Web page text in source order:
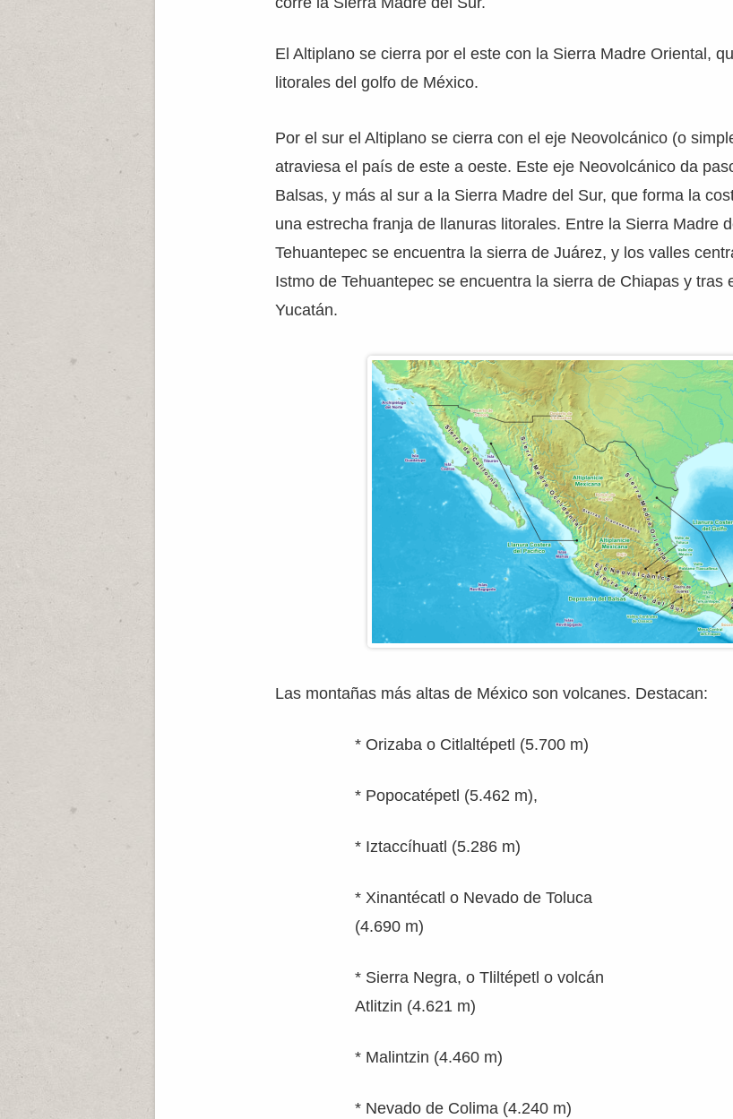
El Altiplano se cierra por el este con la Sierra Madre Oriental,
litorales del golfo de México.
Por el sur el Altiplano se cierra con el eje Neovolcánico (o
atraviesa el país de este a oeste. Este eje Neovolcánico da
Balsas, y más al sur a la Sierra Madre del Sur, que forma la
una estrecha franja de llanuras litorales. Entre la Sierra Madre
Tehuantepec se encuentra la sierra de Juárez, y los valles
Istmo de Tehuantepec se encuentra la sierra de Chiapas y tras
Yucatán.
Las montañas más altas de México son volcanes. Destacan:
* Orizaba o Citlaltépetl (5.700 m)
* Popocatépetl (5.462 m),
* Iztaccíhuatl (5.286 m)
* Xinantécatl o Nevado de Toluca
(4.690 m)
* Sierra Negra, o Tliltépetl o volcán
Atlitzin (4.621 m)
* Malintzin (4.460 m)
* Nevado de Colima (4.240 m)